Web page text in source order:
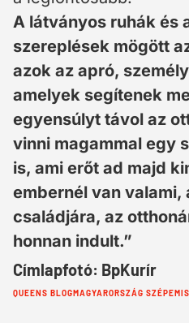
A látványos ruhák és
szereplések mögött
azok az apró,
amelyek segítenek
egyensúlyt távol az
vinni magammal egy
is, ami erőt ad majd
embernél van valami,
családjára, az
honnan indult.”
Címlapfotó: BpKurír
Cimkék:
QUEENS BLOGMAGYARORSZÁG SZÉPE